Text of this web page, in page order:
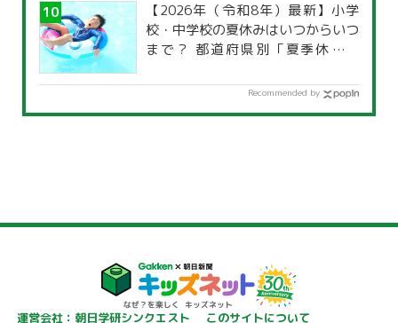
【2026年（令和8年）最新】小学
校・中学校の夏休みはいつからいつ
まで？ 都道府県別「夏季休暇一
Recommended by
運営会社：朝日学研シンクエスト このサイトについて